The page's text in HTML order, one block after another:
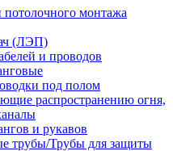
монтажа
(ЛЭП)
и проводов
под полом
распространению огня,
и рукавов
трубы/Трубы для защиты